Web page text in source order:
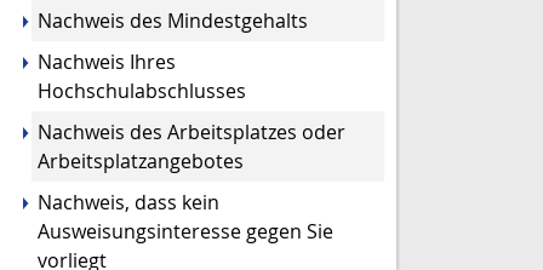
Nachweis des Mindestgehalts
Nachweis Ihres
Hochschulabschlusses
Nachweis des Arbeitsplatzes oder
Arbeitsplatzangebotes
Nachweis, dass kein
Ausweisungsinteresse gegen Sie
vorliegt